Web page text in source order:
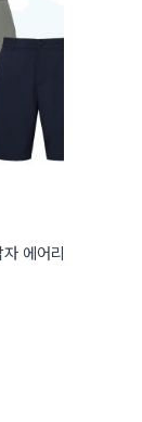
에어리 시어서